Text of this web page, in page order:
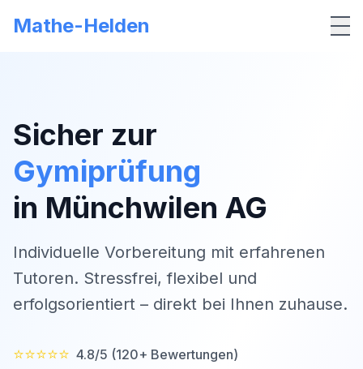
Mathe-Helden
Sicher zur
Gymiprüfung
in Münchwilen AG
Individuelle Vorbereitung mit erfahrenen
Tutoren. Stressfrei, flexibel und
erfolgsorientiert – direkt bei Ihnen zuhause.
⭐⭐⭐⭐⭐ 4.8/5 (120+ Bewertungen)